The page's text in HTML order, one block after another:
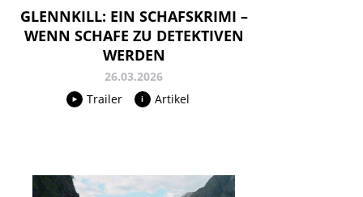
GLENNKILL: EIN SCHAFSKRIMI –
WENN SCHAFE ZU DETEKTIVEN
WERDEN
26.03.2026
Trailer
Artikel